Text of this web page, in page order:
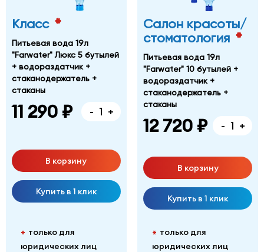
Класс *
Питьевая вода 19л
"Farwater" Люкс 5 бутылей
+ водораздатчик +
стаканодержатель +
стаканы
11 290 ₽ - +
В корзину
Купить в 1 клик
* только для
юридических лиц
Салон красоты/
стоматология *
Питьевая вода 19л
"Farwater" 10 бутылей +
водораздатчик +
стаканодержатель +
стаканы
12 720 ₽ - +
В корзину
Купить в 1 клик
* только для
юридических лиц